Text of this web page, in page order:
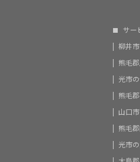
サー
柳井
熊毛
光市
熊毛
山口
熊毛
光市